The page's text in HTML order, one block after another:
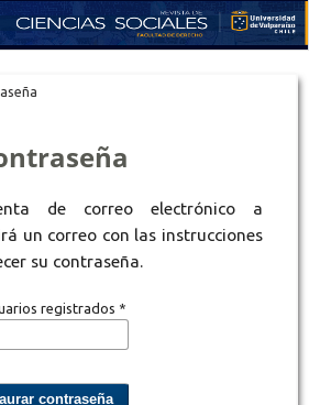
de correo electrónico a
un correo con las instrucciones
su contraseña.
registrados *
contraseña